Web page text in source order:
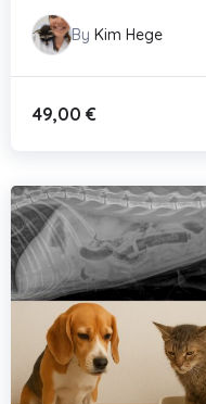
By Kim Hege
49,00 €